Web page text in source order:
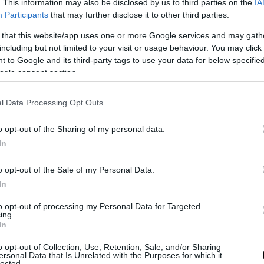
This information may also be disclosed by us to third parties on the
Participants that may further disclose it to other third parties.
that this website/app uses one or more Google services and may
but not limited to your visit or usage behaviour. You may
to Google and its third-party tags to use your data for below
consent section.
Data Processing Opt Outs
opt-out of the Sharing of my personal data.
opt-out of the Sale of my Personal Data.
opt-out of processing my Personal Data for Targeted
opt-out of Collection, Use, Retention, Sale, and/or Sharing
Data that Is Unrelated with the Purposes for which it
ενεργά και το στάδιο να
πριν ακόμη ξεκινήσει ο αγώνας.
νανοτεχνολογία στην Αρχαία Ελλάδα; – Τί
αγγεία του 7ου αιώνα π.Χ.
«Η Ουκρανία χτύπησε δύο μεγάλα
βαθιά στη Ρωσία» (βίντεο)
και όχι το διεφθαρμένο σύστημα
Ακολουθήστε το pronews.grστο Google News και
πρώτοι όλες τις ειδήσεις